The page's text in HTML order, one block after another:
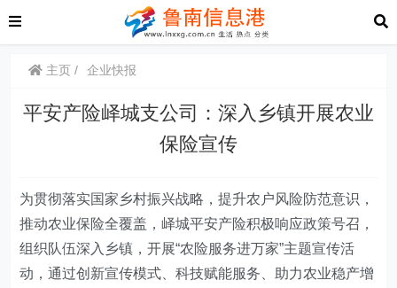
主页 企业快报
平安产险峄城支公司：深入乡镇开展农业
保险宣传
为贯彻落实国家乡村振兴战略，提升农户风险防范意识，
推动农业保险全覆盖，峄城平安产险积极响应政策号召，
组织队伍深入乡镇，开展“农险服务进万家”主题宣传活
动，通过创新宣传模式、科技赋能服务、助力农业稳产增